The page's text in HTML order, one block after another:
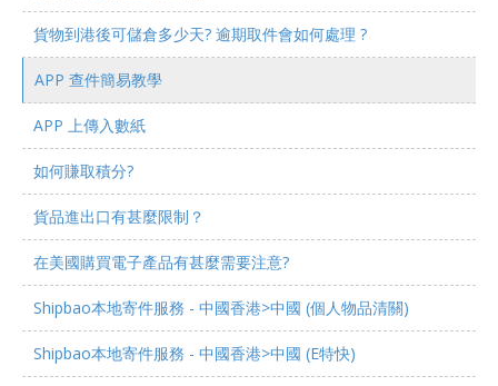
貨物到港後可儲倉多少天? 逾期取件會如何處理 ?
APP 查件簡易教學
APP 上傳入數紙
如何賺取積分?
貨品進出口有甚麼限制？
在美國購買電子產品有甚麼需要注意?
Shipbao本地寄件服務 - 中國香港>中國 (個人物品清關)
Shipbao本地寄件服務 - 中國香港>中國 (E特快)